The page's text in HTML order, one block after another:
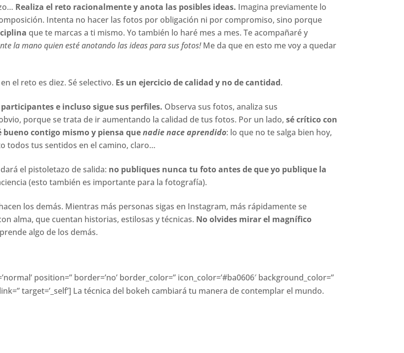
Realiza el reto racionalmente y anota las posibles ideas. Imagina previamente lo
Intenta no hacer las fotos por obligación ni por compromiso, sino porque
que te marcas a ti mismo. Yo también lo haré mes a mes. Te acompañaré y
la mano quien esté anotando las ideas para sus fotos!Me da que en esto me voy a quedar
el reto es diez. Sé selectivo. Es un ejercicio de calidad y no de cantidad.
e incluso sigue sus perfiles. Observa sus fotos, analiza sus
porque se trata de ir aumentando la calidad de tus fotos. Por un lado,sé crítico con
bueno contigo mismo y piensa quenadie nace aprendido: lo que no te salga bien hoy,
todos tus sentidos en el camino, claro…
el pistoletazo de salida: no publiques nunca tu foto antes de que yo publique la
(esto también es importante para la fotografía).
los demás. Mientras más personas sigas en Instagram, más rápidamente se
alma, que cuentan historias, estilosas y técnicas. No olvides mirar el magnífico
algo de los demás.
position=” border=’no’ border_color=” icon_color=’#ba0606′ background_color=”
target=’_self’] La técnica del bokeh cambiará tu manera de contemplar el mundo.